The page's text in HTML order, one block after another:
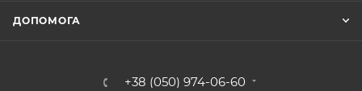
ДОПОМОГА
+38 (050) 974-06-60